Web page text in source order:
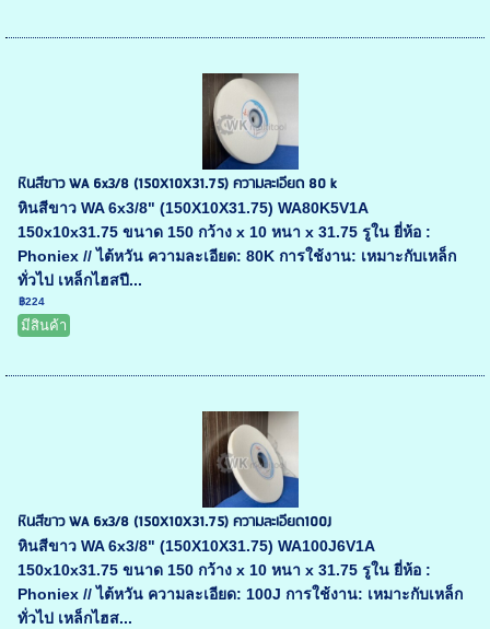
หินสีขาว WA 6x3/8 (150X10X31.75) ความละเอียด 80 k
หินสีขาว WA 6x3/8" (150X10X31.75) WA80K5V1A
150x10x31.75 ขนาด 150 กว้าง x 10 หนา x 31.75 รูใน ยี่ห้อ :
Phoniex // ไต้หวัน ความละเอียด: 80K การใช้งาน: เหมาะกับเหล็ก
ทั่วไป เหล็กไฮสปี...
฿224
มีสินค้า
หินสีขาว WA 6x3/8 (150X10X31.75) ความละเอียด100J
หินสีขาว WA 6x3/8" (150X10X31.75) WA100J6V1A
150x10x31.75 ขนาด 150 กว้าง x 10 หนา x 31.75 รูใน ยี่ห้อ :
Phoniex // ไต้หวัน ความละเอียด: 100J การใช้งาน: เหมาะกับเหล็ก
ทั่วไป เหล็กไฮส...